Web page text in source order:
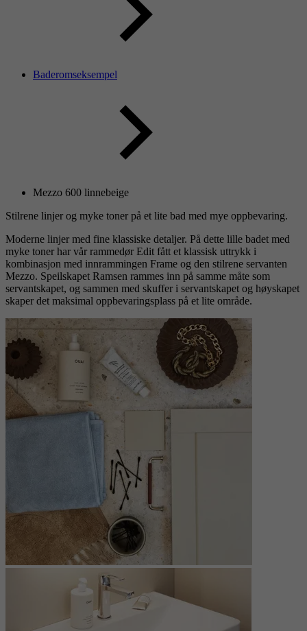
Baderomseksempel
Mezzo 600 linnebeige
Stilrene linjer og myke toner på et lite bad med mye oppbevaring.
Moderne linjer med fine klassiske detaljer. På dette lille badet med
myke toner har vår rammedør Edit fått et klassisk uttrykk i
kombinasjon med innrammingen Frame og den stilrene servanten
Mezzo. Speilskapet Ramsen rammes inn på samme måte som
servantskapet, og sammen med skuffer i servantskapet og høyskapet
skaper det maksimal oppbevaringsplass på et lite område.